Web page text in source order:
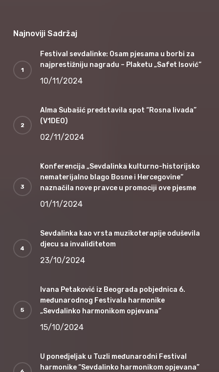
Najnoviji Sadržaj
Festival sevdalinke: Osam pjesama u borbi za
najprestižniju nagradu – Plaketu „Safet Isović“
10/11/2024
Alma Subašić predstavila spot “Rosna livada”
(V1DEO)
02/11/2024
Konferencija „Sevdalinka kulturno-historijsko
nematerijalno blago Bosne i Hercegovine“
naznačila nove pravce u promociji ove pjesme
01/11/2024
Sevdalinka kao vrsta muzikoterapije oduševila
djecu sa invaliditetom
23/10/2024
Ivana Petaković iz Beograda pobjednica 6.
međunarodnog Festivala harmonike
„Sevdalinko harmonikom opjevana“
15/10/2024
U ponedjeljak u Tuzli međunarodni Festival
harmonike “Sevdalinko harmonikom opjevana”